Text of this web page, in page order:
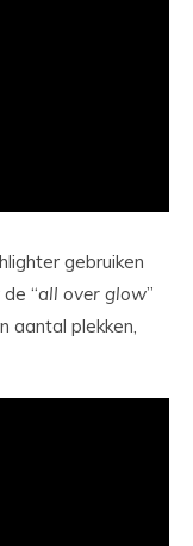
gebruiken
“all over glow”
aantal plekken,